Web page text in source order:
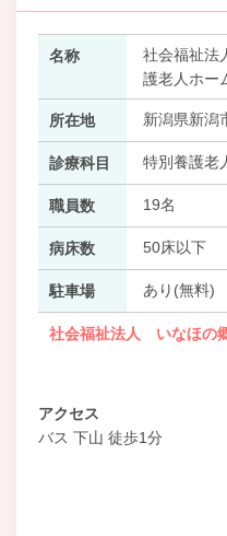
名称
社会福祉法
護老人ホ
所在地 新潟県新潟
診療科目 特別養護老
職員数 19名
病床数 50床以下
駐車場 あり(無料)
社会福祉法人 いなほの
アクセス
バス 下山 徒歩1分